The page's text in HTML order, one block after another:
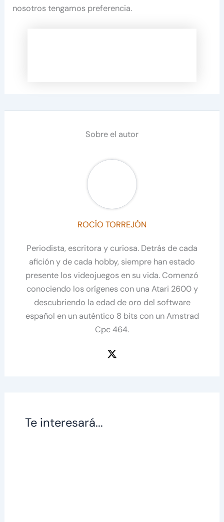
nosotros tengamos preferencia.
Sobre el autor
ROCÍO TORREJÓN
Periodista, escritora y curiosa. Detrás de cada
afición y de cada hobby, siempre han estado
presente los videojuegos en su vida. Comenzó
conociendo los orígenes con una Atari 2600 y
descubriendo la edad de oro del software
español en un auténtico 8 bits con un Amstrad
Cpc 464.
Te interesará...